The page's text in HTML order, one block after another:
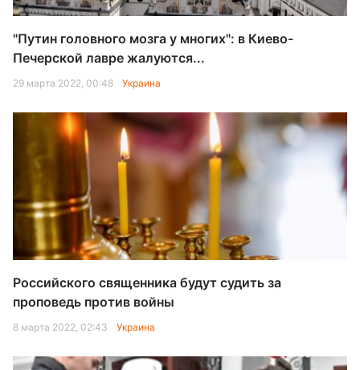
"Путин головного мозга у многих": в Киево-
Печерской лавре жалуются...
29 марта 2022, 00:48 Украина
Российского священника будут судить за
проповедь против войны
8 марта 2022, 02:43 Украина